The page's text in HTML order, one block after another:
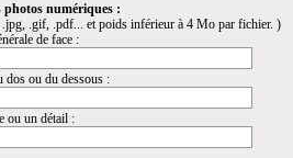
photos numériques :
.gif, .pdf... et poids inférieur à 4 Mo par fichier. )
de face :
dos ou du dessous :
ou un détail :